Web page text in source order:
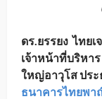
ดร.ยรรยง ไทย
เจ้าหน้าที่บริหา
ใหญ่อาวุโส ปร
ธนาคารไทยพา